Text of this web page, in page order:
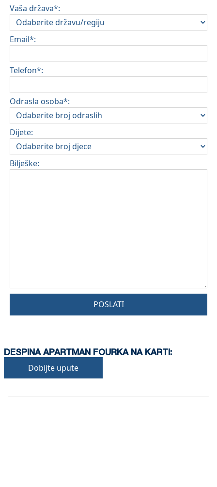
Vaša država*:
Email*:
Telefon*:
Odrasla osoba*:
Dijete:
Bilješke:
POSLATI
DESPINA APARTMAN FOURKA NA KARTI:
Dobijte upute